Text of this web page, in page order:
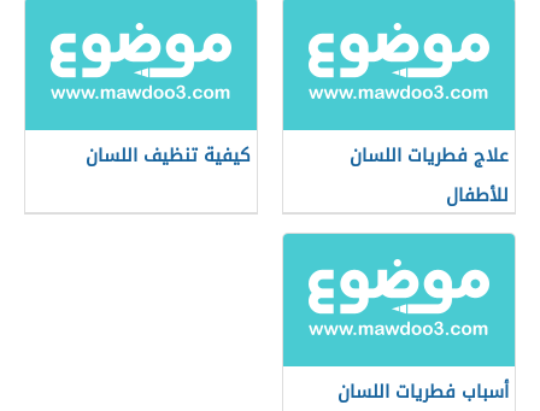
علاج فطريات اللسان
للأطفال
كيفية تنظيف اللسان
أسباب فطريات اللسان